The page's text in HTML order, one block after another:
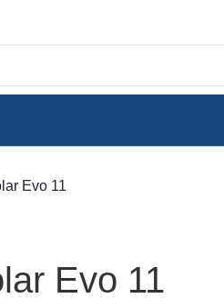
Evo 11
Evo 11